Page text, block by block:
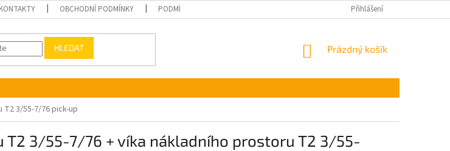
KONTAKTY OBCHODNÍ PODMÍNKY PODMÍNKY OCHRANY OSOBNÍCH ÚDAJŮ Přihlášení
HLEDAT
NÁKUPNÍ
Prázdný košík
3/55-7/76 pick-up
T2 3/55-7/76 + víka nákladního prostoru T2 3/55-